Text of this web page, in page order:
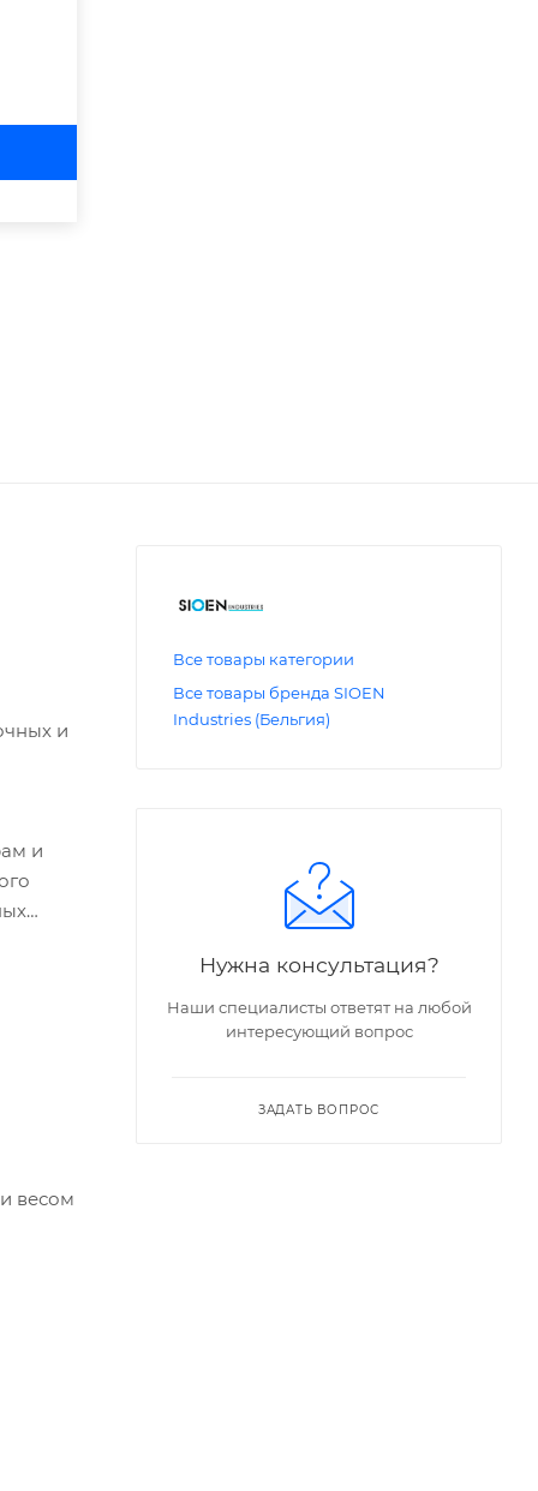
и
и
весом
Все товары категории
Все товары бренда SIOEN
Industries (Бельгия)
Нужна консультация?
Наши специалисты ответят на любой
интересующий вопрос
ЗАДАТЬ ВОПРОС